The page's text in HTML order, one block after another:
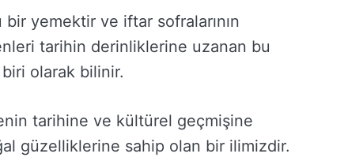
yemektir ve iftar sofralarının
tarihin derinliklerine uzanan bu
olarak bilinir.
tarihine ve kültürel geçmişine
güzelliklerine sahip olan bir ilimizdir.